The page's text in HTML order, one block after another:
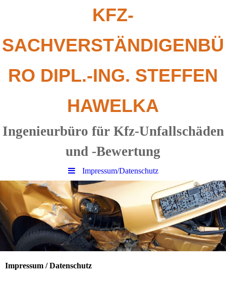
KFZ-
SACHVERSTÄNDIGENBÜ
RO DIPL.-ING. STEFFEN
HAWELKA
Ingenieurbüro für Kfz-Unfallschäden
und -Bewertung
Impressum/Datenschutz
Impressum / Datenschutz